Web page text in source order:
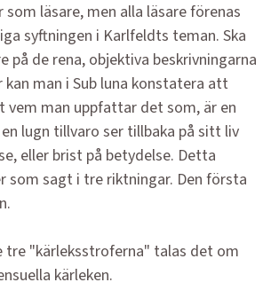
läsare, men alla läsare förenas
syftningen i Karlfeldts teman. Ska
på de rena, objektiva beskrivningarna
man i Sub luna konstatera att
man uppfattar det som, är en
lugn tillvaro ser tillbaka på sitt liv
eller brist på betydelse. Detta
som sagt i tre riktningar. Den första
tre "kärleksstroferna" talas det om
kärleken.